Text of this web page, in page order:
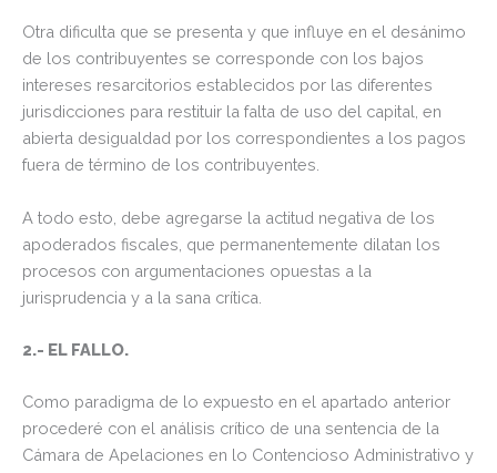
Otra dificulta que se presenta y que influye en el desánimo
de los contribuyentes se corresponde con los bajos
intereses resarcitorios establecidos por las diferentes
jurisdicciones para restituir la falta de uso del capital, en
abierta desigualdad por los correspondientes a los pagos
fuera de término de los contribuyentes.
A todo esto, debe agregarse la actitud negativa de los
apoderados fiscales, que permanentemente dilatan los
procesos con argumentaciones opuestas a la
jurisprudencia y a la sana crítica.
2.- EL FALLO.
Como paradigma de lo expuesto en el apartado anterior
procederé con el análisis crítico de una sentencia de la
Cámara de Apelaciones en lo Contencioso Administrativo y